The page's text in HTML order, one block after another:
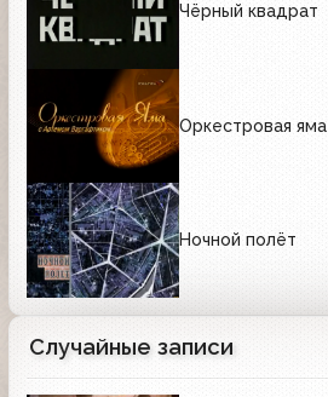
Чёрный квадрат
Оркестровая яма
Ночной полёт
Случайные записи